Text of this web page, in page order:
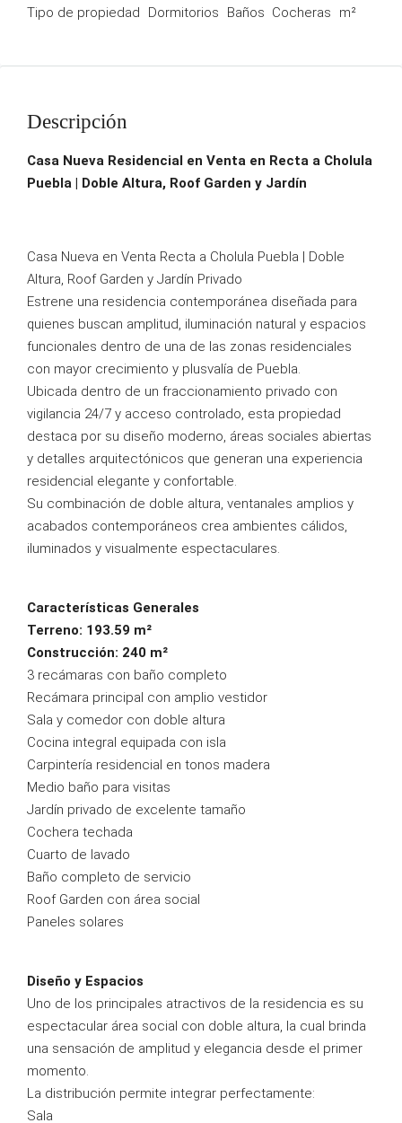
Tipo de propiedad
Dormitorios
Baños Cocheras
m²
Descripción
Casa Nueva Residencial en Venta en Recta a Cholula
Puebla | Doble Altura, Roof Garden y Jardín
Casa Nueva en Venta Recta a Cholula Puebla | Doble
Altura, Roof Garden y Jardín Privado
Estrene una residencia contemporánea diseñada para
quienes buscan amplitud, iluminación natural y espacios
funcionales dentro de una de las zonas residenciales
con mayor crecimiento y plusvalía de Puebla.
Ubicada dentro de un fraccionamiento privado con
vigilancia 24/7 y acceso controlado, esta propiedad
destaca por su diseño moderno, áreas sociales abiertas
y detalles arquitectónicos que generan una experiencia
residencial elegante y confortable.
Su combinación de doble altura, ventanales amplios y
acabados contemporáneos crea ambientes cálidos,
iluminados y visualmente espectaculares.
Características Generales
Terreno: 193.59 m²
Construcción: 240 m²
3 recámaras con baño completo
Recámara principal con amplio vestidor
Sala y comedor con doble altura
Cocina integral equipada con isla
Carpintería residencial en tonos madera
Medio baño para visitas
Jardín privado de excelente tamaño
Cochera techada
Cuarto de lavado
Baño completo de servicio
Roof Garden con área social
Paneles solares
Diseño y Espacios
Uno de los principales atractivos de la residencia es su
espectacular área social con doble altura, la cual brinda
una sensación de amplitud y elegancia desde el primer
momento.
La distribución permite integrar perfectamente:
Sala